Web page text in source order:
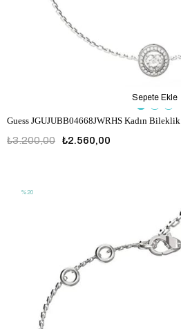
Guess JGUJUBB04668JWRHS Kadın Bileklik
₺2.560,00
₺3.200,00
Sepete Ekle
%20